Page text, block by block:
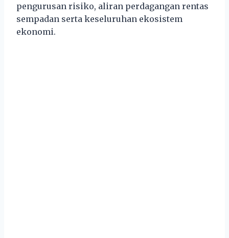
pengurusan risiko, aliran perdagangan rentas
sempadan serta keseluruhan ekosistem
ekonomi.